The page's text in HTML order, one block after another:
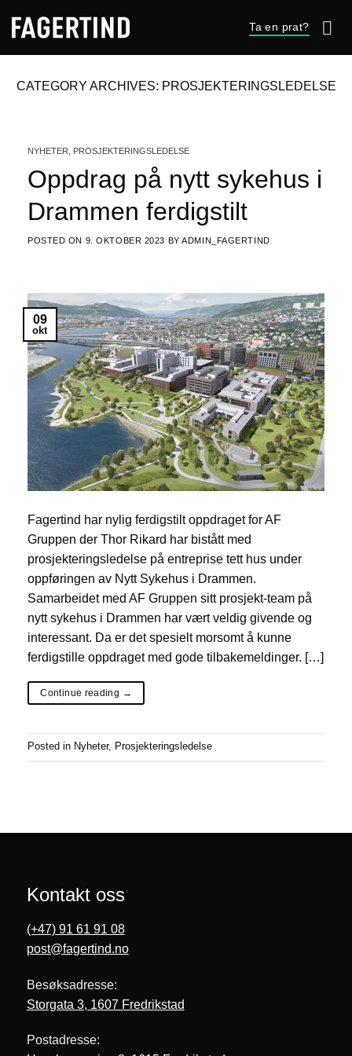
Ta en prat?
CATEGORY ARCHIVES: PROSJEKTERINGSLEDELSE
NYHETER PROSJEKTERINGSLEDELSE
Oppdrag på nytt sykehus i
Drammen ferdigstilt
POSTED ON 9. OKTOBER 2023 BYADMIN_FAGERTIND
09
okt
Fagertind har nylig ferdigstilt oppdraget for AF
Gruppen der Thor Rikard har bistått med
prosjekteringsledelse på entreprise tett hus under
oppføringen av Nytt Sykehus i Drammen.
Samarbeidet med AF Gruppen sitt prosjekt-team på
nytt sykehus i Drammen har vært veldig givende og
interessant. Da er det spesielt morsomt å kunne
ferdigstille oppdraget med gode tilbakemeldinger. […]
Continue reading →
Posted in Nyheter, Prosjekteringsledelse
Kontakt oss
(+47) 91 61 91 08
post@fagertind.no
Besøksadresse:
Storgata 3, 1607 Fredrikstad
Postadresse: